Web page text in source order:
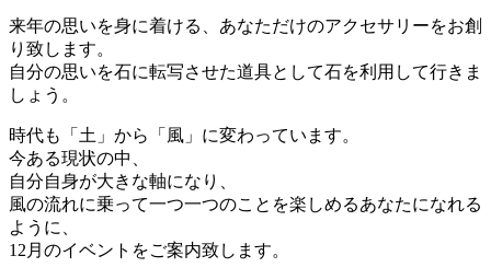
来年の思いを身に着ける、あなただけのアクセサリーをお創
り致し ます。
自分の思いを石に転写させた道具として石を利用して行きま
しょう 。
時代も「土」から「風」に変わっています。
今ある現状の中、
自分自身が大きな軸になり、
風の流れに乗って一つ一つのことを楽しめるあなたになれる
ように
12月のイベントをご案内致します。